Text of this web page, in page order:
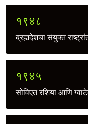
१९४८
ब्रह्मदेशचा संयुक्त
१९४५
सोविएत रशिया आणि